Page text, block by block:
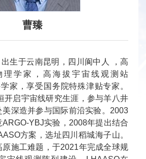
曹臻
生于云南昆明，四川阆中人 ，高
理学家，高海拔宇宙线观测站
家，享受国务院特殊津贴专家。
开启宇宙线研究生涯，参与羊八井
深造并参与国际前沿实验。2003
YBJ实验，2008年提出结合
方案，选址四川稻城海子山。
施工难题，于2021年完成全球规